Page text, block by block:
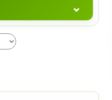
⌄